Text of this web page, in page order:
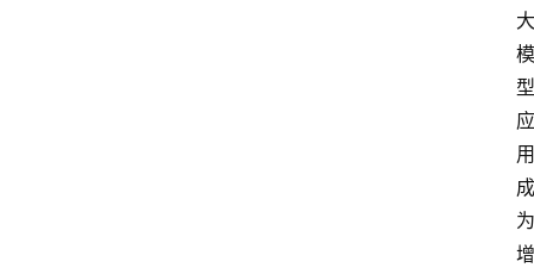
大
模
型
应
用
成
为
增